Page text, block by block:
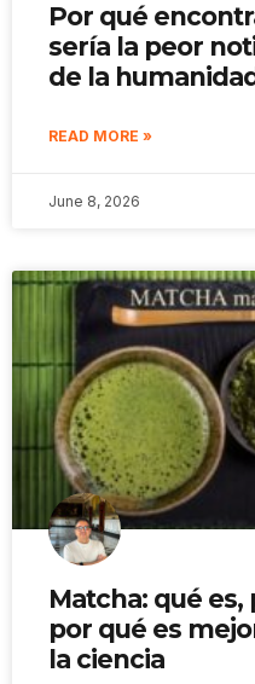
Por qué
sería la peor
de la
READ MORE »
June 8, 2026
Matcha: qué es,
por qué es
la ciencia